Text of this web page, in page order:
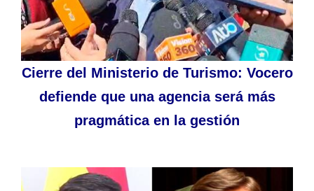
Cierre del Ministerio de Turismo: Vocero
defiende que una agencia será más
pragmática en la gestión